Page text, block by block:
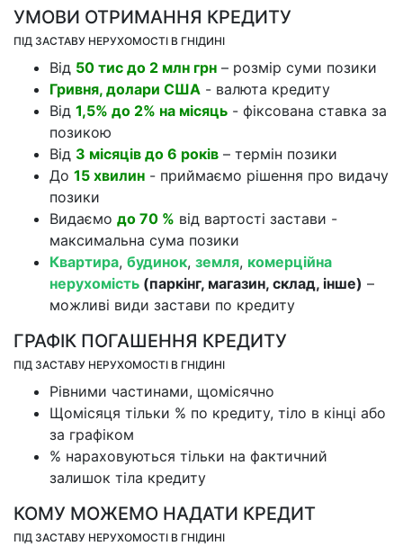
УМОВИ ОТРИМАННЯ КРЕДИТУ
ПІД ЗАСТАВУ НЕРУХОМОСТІ В ГНІДИНІ
Від 50 тис до 2 млн грн – розмір суми позики
Гривня, долари США - валюта кредиту
Від 1,5% до 2% на місяць - фіксована ставка за
позикою
Від 3 місяців до 6 років – термін позики
До 15 хвилин - приймаємо рішення про видачу
позики
Видаємо до 70 % від вартості застави -
максимальна сума позики
Квартира, будинок, земля, комерційна
нерухомість (паркінг, магазин, склад, інше) –
можливі види застави по кредиту
ГРАФІК ПОГАШЕННЯ КРЕДИТУ
ПІД ЗАСТАВУ НЕРУХОМОСТІ В ГНІДИНІ
Рівними частинами, щомісячно
Щомісяця тільки % по кредиту, тіло в кінці або
за графіком
% нараховуються тільки на фактичний
залишок тіла кредиту
КОМУ МОЖЕМО НАДАТИ КРЕДИТ
ПІД ЗАСТАВУ НЕРУХОМОСТІ В ГНІДИНІ